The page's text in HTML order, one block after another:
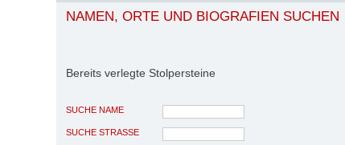
NAMEN, ORTE UND BIOGRAFIEN SUCHEN
Bereits verlegte Stolpersteine
SUCHE NAME
SUCHE STRASSE